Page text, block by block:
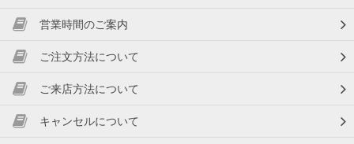
営業時間のご案内
ご注文方法について
ご来店方法について
キャンセルについて